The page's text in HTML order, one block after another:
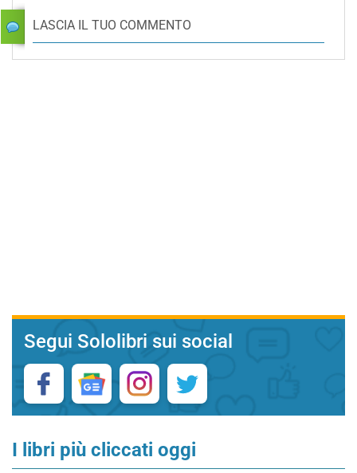
LASCIA IL TUO COMMENTO
Segui Sololibri sui social
I libri più cliccati oggi